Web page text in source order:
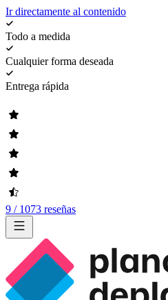
Ir directamente al contenido
Todo a medida
Cualquier forma deseada
Entrega rápida
9 / 1073 reseñas